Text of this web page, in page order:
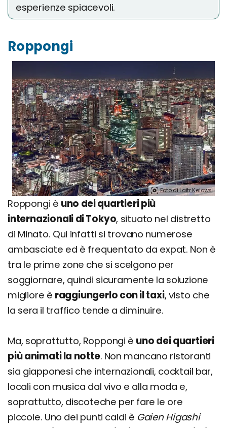
esperienze spiacevoli.
Roppongi
Foto di Laitr Keiows.
Roppongi è uno dei quartieri più
internazionali di Tokyo, situato nel distretto
di Minato. Qui infatti si trovano numerose
ambasciate ed è frequentato da expat. Non è
tra le prime zone che si scelgono per
soggiornare, quindi sicuramente la soluzione
migliore è raggiungerlo con il taxi, visto che
la sera il traffico tende a diminuire.
Ma, soprattutto, Roppongi è uno dei quartieri
più animati la notte. Non mancano ristoranti
sia giapponesi che internazionali, cocktail bar,
locali con musica dal vivo e alla moda e,
soprattutto, discoteche per fare le ore
piccole. Uno dei punti caldi è Gaien Higashi